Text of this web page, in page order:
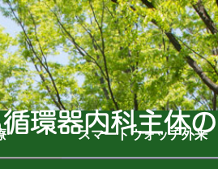
スマートウォッチ外来